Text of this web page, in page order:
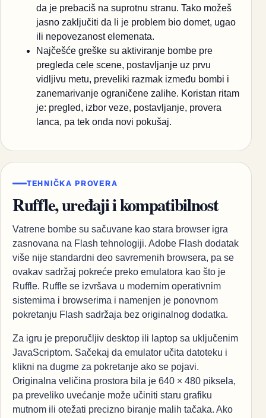
da je prebaciš na suprotnu stranu. Tako možeš
jasno zaključiti da li je problem bio domet, ugao
ili nepovezanost elemenata.
Najčešće greške su aktiviranje bombe pre
pregleda cele scene, postavljanje uz prvu
vidljivu metu, preveliki razmak između bombi i
zanemarivanje ograničene zalihe. Koristan ritam
je: pregled, izbor veze, postavljanje, provera
lanca, pa tek onda novi pokušaj.
TEHNIČKA PROVERA
Ruffle, uređaji i kompatibilnost
Vatrene bombe su sačuvane kao stara browser igra
zasnovana na Flash tehnologiji. Adobe Flash dodatak
više nije standardni deo savremenih browsera, pa se
ovakav sadržaj pokreće preko emulatora kao što je
Ruffle. Ruffle se izvršava u modernim operativnim
sistemima i browserima i namenjen je ponovnom
pokretanju Flash sadržaja bez originalnog dodatka.
Za igru je preporučljiv desktop ili laptop sa uključenim
JavaScriptom. Sačekaj da emulator učita datoteku i
klikni na dugme za pokretanje ako se pojavi.
Originalna veličina prostora bila je 640 × 480 piksela,
pa preveliko uvećanje može učiniti staru grafiku
mutnom ili otežati precizno biranje malih tačaka. Ako